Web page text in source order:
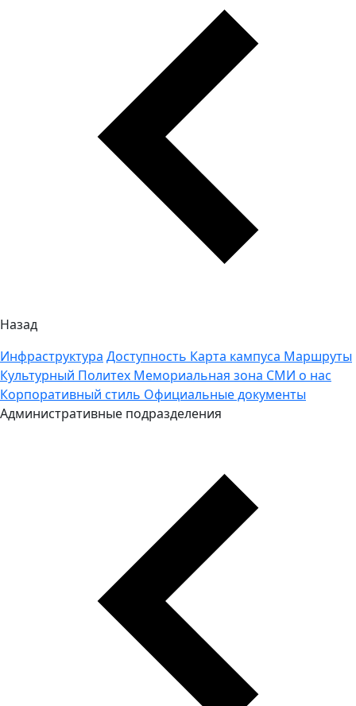
Назад
Инфраструктура Доступность Карта кампуса Маршруты
Культурный Политех Мемориальная зона СМИ о нас
Корпоративный стиль Официальные документы
Административные подразделения